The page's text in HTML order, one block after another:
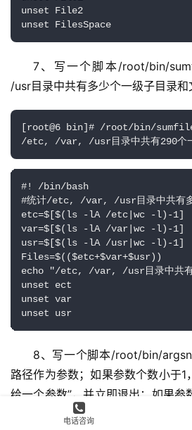
unset File2
unset FilesSpace
7、写一个脚本/root/bin/
/usr目录中共有多少个一级子目录和
[root@6 bin]# /root/bin/
/etc, /var, /usr目录中共有290个
#! /bin/bash
#统计/etc, /var, /usr目录中共有多
etc=$[$(ls -lA /etc|wc -l)-1]
var=$[$(ls -lA /var|wc -l)-1]
usr=$[$(ls -lA /usr|wc -l)-1]
Files=$(($etc+$var+$usr))
echo "/etc, /var, /usr目录中共
unset ect
unset var
unset usr
8、写一个脚本/root/bin/
路径作为参数；如果参数个数小于1
给一个参数”，并立即退出；如果参
第一个参数所指向的文件中的空白行
电话咨询